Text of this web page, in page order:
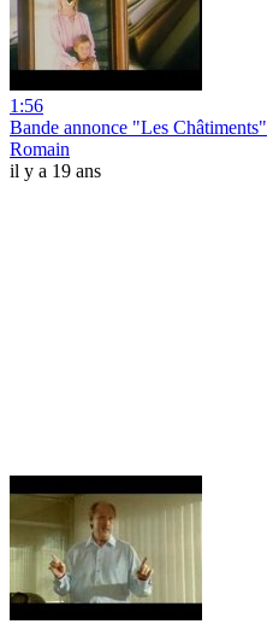
1:56
Bande annonce "Les Châtiments"
Romain
il y a 19 ans